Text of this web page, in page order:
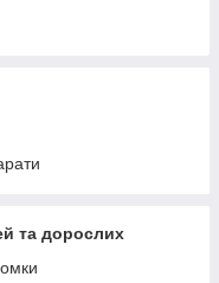
та дорослих